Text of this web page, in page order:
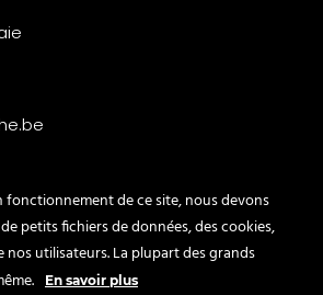
fonctionnement de ce site, nous devons
petits fichiers de données, des cookies,
nos utilisateurs. La plupart des grands
En savoir plus